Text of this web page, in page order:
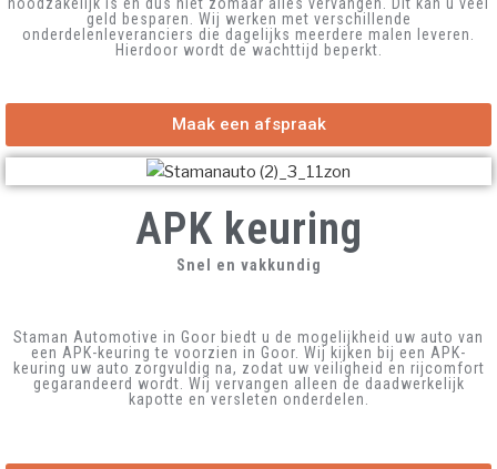
geld besparen. Wij werken met verschillende
onderdelenleveranciers die dagelijks meerdere malen leveren.
Hierdoor wordt de wachttijd beperkt.
Maak een afspraak
APK keuring
Snel en vakkundig
Staman Automotive in Goor biedt u de mogelijkheid uw auto van
een APK-keuring te voorzien in Goor. Wij kijken bij een APK-
keuring uw auto zorgvuldig na, zodat uw veiligheid en rijcomfort
gegarandeerd wordt. Wij vervangen alleen de daadwerkelijk
kapotte en versleten onderdelen.